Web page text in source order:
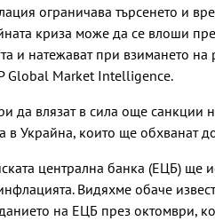
ограничава търсенето и
криза може да се влоши
и натежават при взимането
Global Market Intelligence.
да влязат в сила още санкции
в Украйна, които ще обхванат
централна банка (ЕЦБ) ще
Видяхме обаче
на ЕЦБ през октомври,